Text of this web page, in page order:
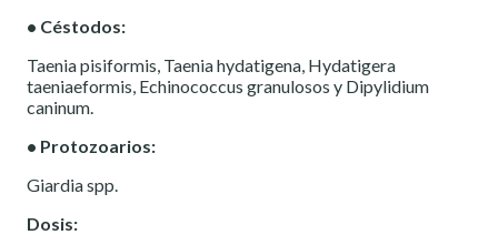
• Céstodos:
Taenia pisiformis, Taenia hydatigena, Hydatigera
taeniaeformis, Echinococcus granulosos y Dipylidium
caninum.
• Protozoarios:
Giardia spp.
Dosis: